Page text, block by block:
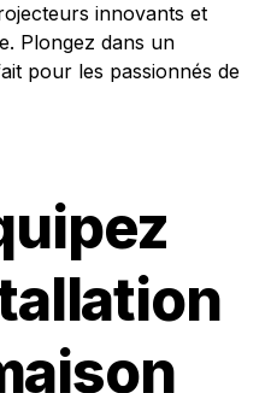
innovants et
Plongez dans un
pour les passionnés de